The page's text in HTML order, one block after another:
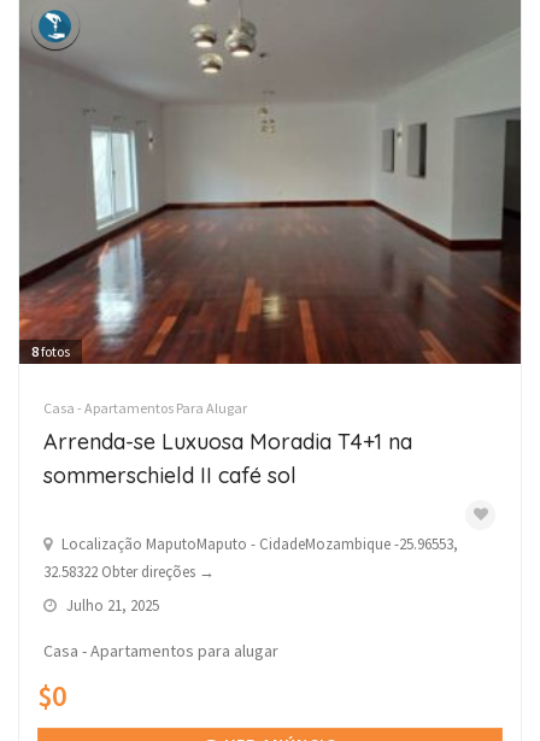
8fotos
Casa - Apartamentos Para Alugar
Arrenda-se Luxuosa Moradia T4+1 na
sommerschield II café sol
Localização MaputoMaputo - CidadeMozambique -25.96553,
32.58322 Obter direções →
Julho 21, 2025
Casa - Apartamentos para alugar
$0